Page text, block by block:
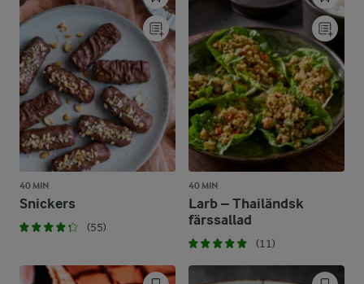
40 MIN
Snickers
(55)
40 MIN
Larb – Thailändsk
färssallad
(11)